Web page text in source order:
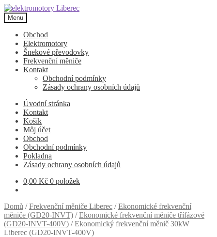
Přeskočit
na
navigaci
Přejít
k
obsahu
webu
Menu
Obchod
Elektromotory
Šnekové převodovky
Frekvenční měniče
Kontakt
Obchodní podmínky
Zásady ochrany osobních údajů
Úvodní stránka
Kontakt
Košík
Môj účet
Obchod
Obchodní podmínky
Pokladna
Zásady ochrany osobních údajů
0,00 Kč 0 položek
Domů /Frekvenční měniče Liberec /Ekonomické frekvenční
měniče (GD20-INVT) /Ekonomické frekvenční měniče třífázové
(GD20-INVT-400V) /Ekonomický frekvenční měnič 30kW
Liberec (GD20-INVT-400V)